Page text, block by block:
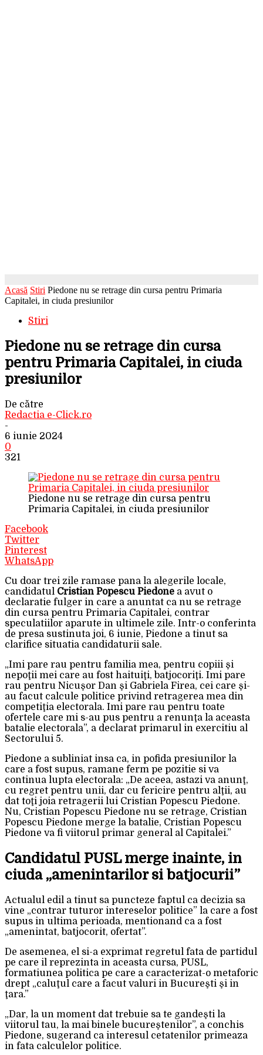
Acasă Stiri Piedone nu se retrage din cursa pentru Primaria
Capitalei, in ciuda presiunilor
Stiri
Piedone nu se retrage din cursa
pentru Primaria Capitalei, in ciuda
presiunilor
De către
Redactia e-Click.ro
-
6 iunie 2024
0
321
Piedone nu se retrage din cursa pentru
Primaria Capitalei, in ciuda presiunilor
Facebook
Twitter
Pinterest
WhatsApp
Cu doar trei zile ramase pana la alegerile locale,
candidatul Cristian Popescu Piedone a avut o
declaratie fulger in care a anuntat ca nu se retrage
din cursa pentru Primaria Capitalei, contrar
speculatiilor aparute in ultimele zile. Intr-o conferinta
de presa sustinuta joi, 6 iunie, Piedone a tinut sa
clarifice situatia candidaturii sale.
„Imi pare rau pentru familia mea, pentru copiii şi
nepoţii mei care au fost haituiţi, batjocoriţi. Imi pare
rau pentru Nicuşor Dan şi Gabriela Firea, cei care şi-
au facut calcule politice privind retragerea mea din
competiţia electorala. Imi pare rau pentru toate
ofertele care mi s-au pus pentru a renunţa la aceasta
batalie electorala”, a declarat primarul in exercitiu al
Sectorului 5.
Piedone a subliniat insa ca, in pofida presiunilor la
care a fost supus, ramane ferm pe pozitie si va
continua lupta electorala: „De aceea, astazi va anunţ,
cu regret pentru unii, dar cu fericire pentru alţii, au
dat toţi joia retragerii lui Cristian Popescu Piedone.
Nu, Cristian Popescu Piedone nu se retrage, Cristian
Popescu Piedone merge la batalie, Cristian Popescu
Piedone va fi viitorul primar general al Capitalei.”
Candidatul PUSL merge inainte, in
ciuda „amenintarilor si batjocurii”
Actualul edil a tinut sa puncteze faptul ca decizia sa
vine „contrar tuturor intereselor politice” la care a fost
supus in ultima perioada, mentionand ca a fost
„amenintat, batjocorit, ofertat”.
De asemenea, el si-a exprimat regretul fata de partidul
pe care il reprezinta in aceasta cursa, PUSL,
formatiunea politica pe care a caracterizat-o metaforic
drept „caluţul care a facut valuri in Bucureşti şi in
ţara.”
„Dar, la un moment dat trebuie sa te gandeşti la
viitorul tau, la mai binele bucureştenilor”, a conchis
Piedone, sugerand ca interesul cetatenilor primeaza
in fata calculelor politice.